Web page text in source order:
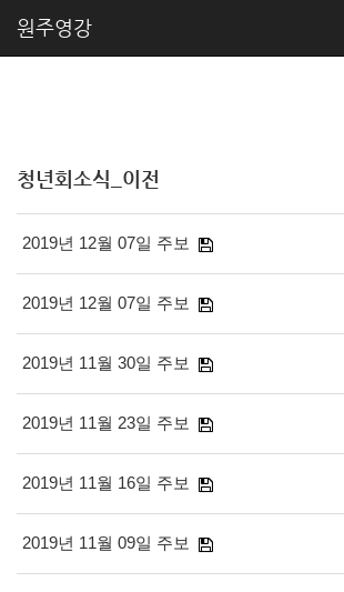
원주영강
청년회소식_이전
2019년 12월 07일 주보
2019년 12월 07일 주보
2019년 11월 30일 주보
2019년 11월 23일 주보
2019년 11월 16일 주보
2019년 11월 09일 주보